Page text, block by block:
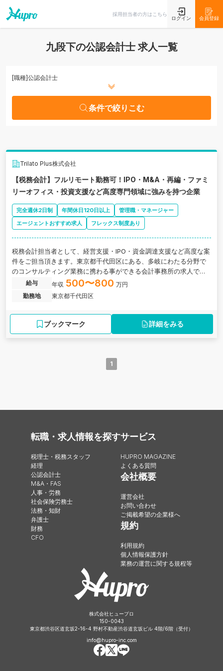
採用担当者の方はこちら
ログイン 会員登録
九段下の公認会計士 求人一覧
[職種]公認会計士
条件で絞りこむ
Trilato Plus株式会社
【税務会計】フルリモート勤務可！IPO・M&A・再編・ファミ
リーオフィス・投資支援など高度専門領域に強みを持つ企業
完全週休2日制 年間休日120日以上
管理職・マネージャー
エージェントおすすめ求人
フレックス制度あり
税務会計担当者として、経営支援・IPO・資金調達支援など高度な案
件をご担当頂きます。東京都千代田区にある、多岐にわたる分野で
のコンサルティング業務に携わる事ができる会計事務所の求人で
給与 年収 500〜800 万円
勤務地
東京都千代田区
ブックマーク 詳細をみる
1
転職・求人情報を探す
税理士・税務スタッフ
経理
公認会計士
M&A・FAS
人事・労務
社会保険労務士
法務・知財
弁護士
財務
CFO
サービス
HUPRO MAGAZINE
よくある質問
会社概要
運営会社
お問い合わせ
ご掲載希望の企業様へ
規約
利用規約
個人情報保護方針
業務の運営に関する規程等
株式会社ヒュープロ
150-0043
東京都渋谷区道玄坂2-16-4 野村不動産渋谷道玄坂ビル 4階/6階（受付）
info@hupro-inc.com